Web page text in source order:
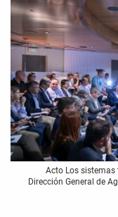
Acto Los
Dirección General de